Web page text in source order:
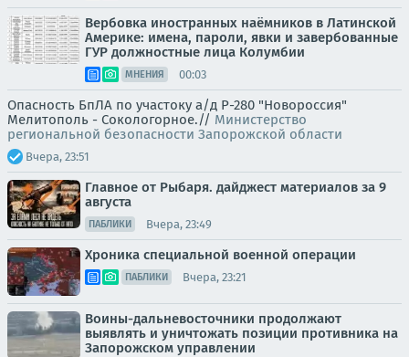
Вербовка иностранных наёмников в Латинской
Америке: имена, пароли, явки и завербованные
ГУР должностные лица Колумбии
МНЕНИЯ 00:03
Опасность БпЛА по участоку а/д Р-280 "Новороссия"
Мелитополь - Сокологорное.// Министерство
региональной безопасности Запорожской области
Вчера, 23:51
Главное от Рыбаря. дайджест материалов за 9
августа
ПАБЛИКИ Вчера, 23:49
Хроника специальной военной операции
ПАБЛИКИ Вчера, 23:21
Воины-дальневосточники продолжают
выявлять и уничтожать позиции противника на
Запорожском управлении